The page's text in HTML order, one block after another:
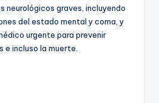
neurológicos graves, incluyendo
del estado mental y coma, y
urgente para prevenir
e incluso la muerte.